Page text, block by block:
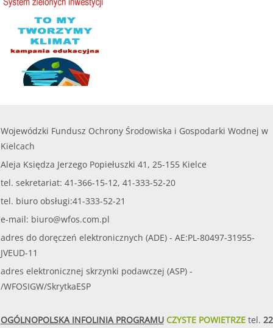
Wojewódzki Fundusz Ochrony Środowiska i Gospodarki Wodnej w
Kielcach
Aleja Księdza Jerzego Popiełuszki 41, 25-155 Kielce
tel. sekretariat: 41-366-15-12, 41-333-52-20
tel. biuro obsługi:41-333-52-21
e-mail: biuro@wfos.com.pl
adres do doręczeń elektronicznych (ADE) - AE:PL-80497-31955-
JVEUD-11
adres elektronicznej skrzynki podawczej (ASP) -
/WFOSIGW/SkrytkaESP
OGÓLNOPOLSKA INFOLINIA PROGRAMUCZYSTE POWIETRZEtel. 22